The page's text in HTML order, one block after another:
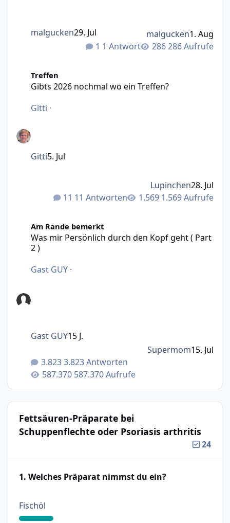
1 Antwort 286 Aufrufe
malgucken29. Jul malgucken1. Aug
Treffen
Gibts 2026 nochmal wo ein Treffen?
Gitti ·
11 Antworten 1.569 Aufrufe
Gitti5. Jul
Lupinchen28. Jul
Am Rande bemerkt
Was mir Persönlich durch den Kopf geht ( Part
2 )
Gast GUY ·
3.823 Antworten
587.370 Aufrufe
Gast GUY15 J.
Supermom15. Jul
Fettsäuren-Präparate bei
Schuppenflechte oder Psoriasis arthritis
24
1. Welches Präparat nimmst du ein?
Fischöl: 18%